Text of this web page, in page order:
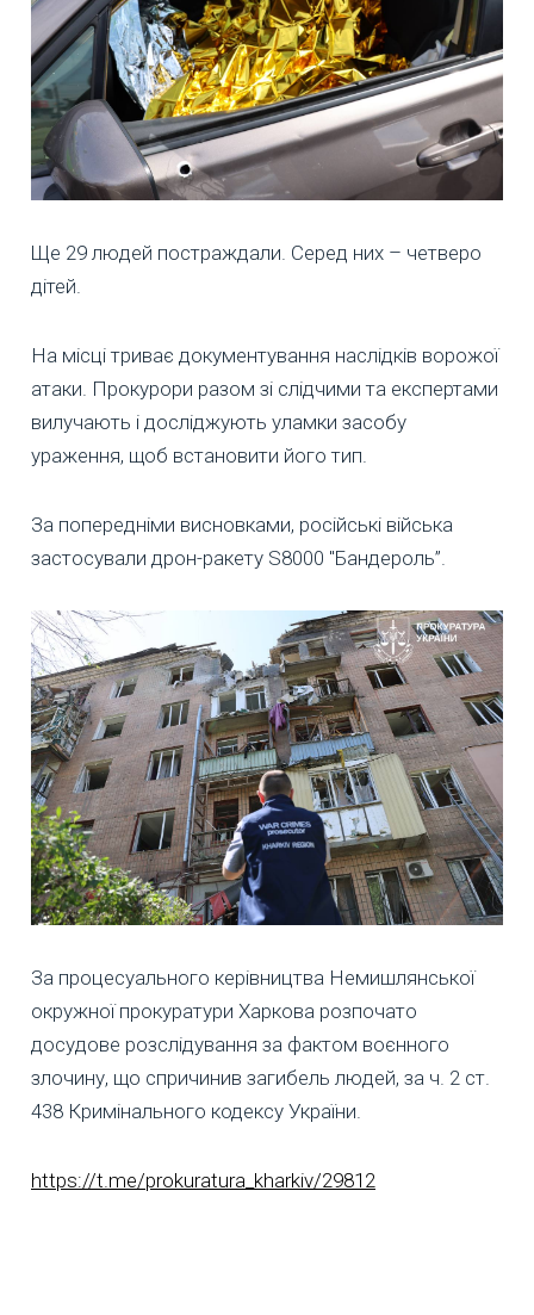
Ще 29 людей постраждали. Серед них – четверо
дітей.
На місці триває документування наслідків ворожої
атаки. Прокурори разом зі слідчими та експертами
вилучають і досліджують уламки засобу
ураження, щоб встановити його тип.
За попередніми висновками, російські війська
застосували дрон-ракету S8000 "Бандероль”.
За процесуального керівництва Немишлянської
окружної прокуратури Харкова розпочато
досудове розслідування за фактом воєнного
злочину, що спричинив загибель людей, за ч. 2 ст.
438 Кримінального кодексу України.
https://t.me/prokuratura_kharkiv/29812